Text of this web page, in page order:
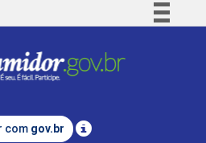
Comunica BR
Legislação
com gov.br